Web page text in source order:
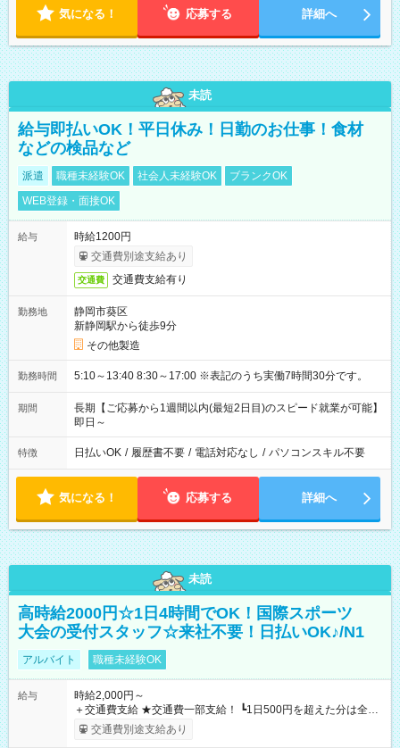
気になる！ 応募する 詳細へ
未読
給与即払いOK！平日休み！日勤のお仕事！食材
などの検品など
派遣 職種未経験OK 社会人未経験OK
ブランクOK
WEB登録・面接OK
給与
時給1200円
交通費別途支給あり
交通費 交通費支給有り
勤務地
静岡市葵区
新静岡駅から徒歩9分
その他製造
勤務時間 5:10～13:40 8:30～17:00 ※表記のうち実働7時間30分です。
期間
長期【ご応募から1週間以内(最短2日目)のスピード就業が可能】
即日～
特徴 日払いOK / 履歴書不要 / 電話対応なし / パソコンスキル不要
気になる！ 応募する 詳細へ
未読
高時給2000円☆1日4時間でOK！国際スポーツ
大会の受付スタッフ☆来社不要！日払いOK♪/N1
アルバイト 職種未経験OK
給与
時給2,000円～
＋交通費支給 ★交通費一部支給！ ┗1日500円を超えた分は全額
支給！ ※往復500円以内の方は自己負担となります ★日払い
OK！（規定あり） ┗働いたその日に現金GET♪ お仕事後はコン
交通費別途支給あり